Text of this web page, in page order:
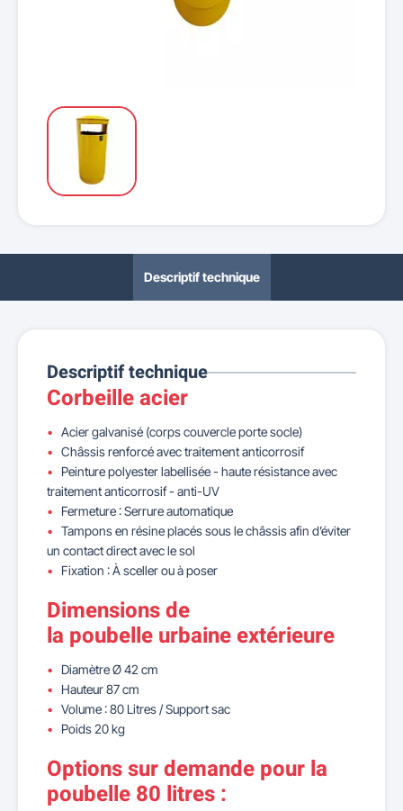
Descriptif technique
Descriptif technique
Corbeille acier
Acier galvanisé (corps couvercle porte socle)
Châssis renforcé avec traitement anticorrosif
Peinture polyester labellisée - haute résistance avec
traitement anticorrosif - anti-UV
Fermeture : Serrure automatique
Tampons en résine placés sous le châssis afin d’éviter
un contact direct avec le sol
Fixation : À sceller ou à poser
Dimensions de
la poubelle urbaine extérieure
Diamètre Ø 42 cm
Hauteur 87 cm
Volume : 80 Litres / Support sac
Poids 20 kg
Options sur demande pour la
poubelle 80 litres :